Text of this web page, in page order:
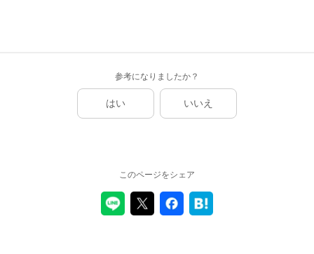
参考になりましたか？
はい いいえ
このページをシェア